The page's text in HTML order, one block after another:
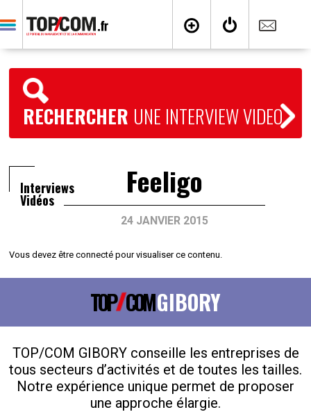
RECHERCHER UNE INTERVIEW VIDEO
Interviews
Vidéos Feeligo
24 JANVIER 2015
Vous devez être connecté pour visualiser ce contenu.
TOP COMGIBORY
TOP/COM GIBORY conseille les entreprises de
tous secteurs d’activités et de toutes les tailles.
Notre expérience unique permet de proposer
une approche élargie.